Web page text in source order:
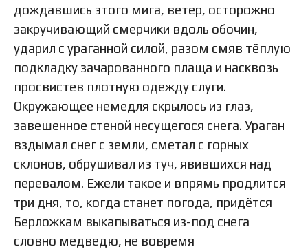
дождавшись этого мига, ветер, осторожно
закручивающий смерчики вдоль обочин,
ударил с ураганной силой, разом смяв тёплую
подкладку зачарованного плаща и насквозь
просвистев плотную одежду слуги.
Окружающее немедля скрылось из глаз,
завешенное стеной несущегося снега. Ураган
вздымал снег с земли, сметал с горных
склонов, обрушивал из туч, явившихся над
перевалом. Ежели такое и впрямь продлится
три дня, то, когда станет погода, придётся
Берложкам выкапываться из-под снега
словно медведю, не вовремя